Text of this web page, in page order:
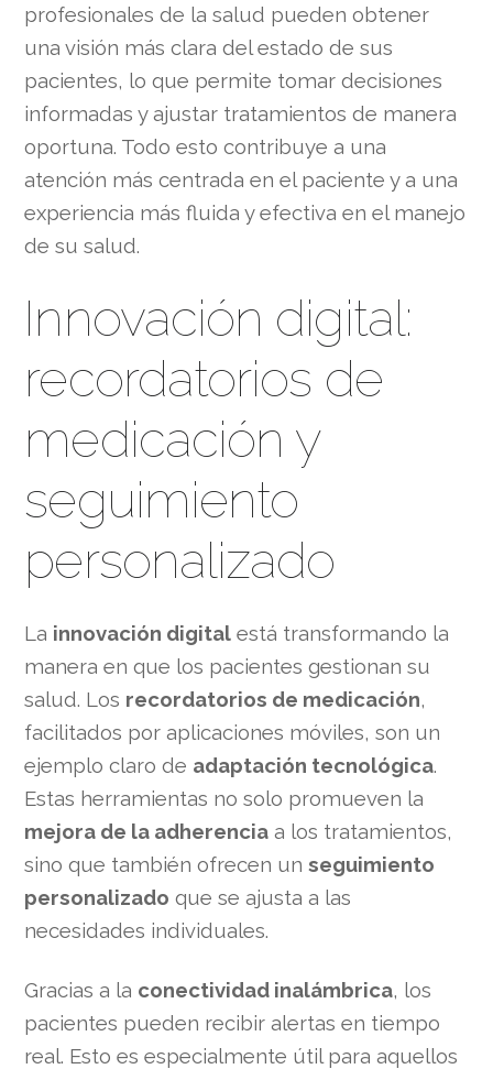
profesionales de la salud pueden obtener
una visión más clara del estado de sus
pacientes, lo que permite tomar decisiones
informadas y ajustar tratamientos de manera
oportuna. Todo esto contribuye a una
atención más centrada en el paciente y a una
experiencia más fluida y efectiva en el manejo
de su salud.
Innovación digital:
recordatorios de
medicación y
seguimiento
personalizado
La innovación digital está transformando la
manera en que los pacientes gestionan su
salud. Los recordatorios de medicación,
facilitados por aplicaciones móviles, son un
ejemplo claro de adaptación tecnológica.
Estas herramientas no solo promueven la
mejora de la adherencia a los tratamientos,
sino que también ofrecen unseguimiento
personalizado que se ajusta a las
necesidades individuales.
Gracias a la conectividad inalámbrica, los
pacientes pueden recibir alertas en tiempo
real. Esto es especialmente útil para aquellos